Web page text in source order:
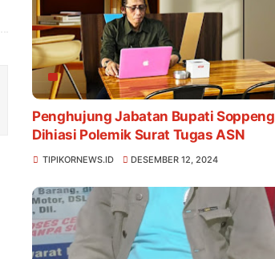
Penghujung Jabatan Bupati Soppeng
Dihiasi Polemik Surat Tugas ASN
TIPIKORNEWS.ID DESEMBER 12, 2024